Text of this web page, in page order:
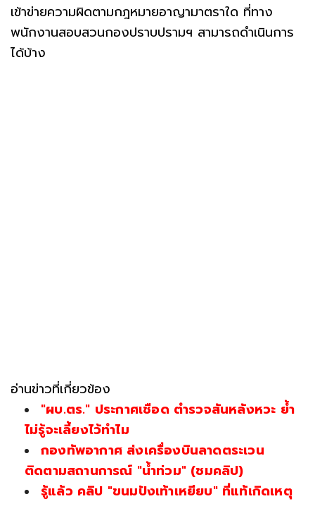
เข้าข่ายความผิดตามกฎหมายอาญามาตราใด ที่ทาง
พนักงานสอบสวนกองปราบปรามฯ สามารถดำเนินการ
ได้บ้าง
อ่านข่าวที่เกี่ยวข้อง
"ผบ.ตร." ประกาศเชือด ตำรวจสันหลังหวะ ย้ำ
ไม่รู้จะเลี้ยงไว้ทำไม
กองทัพอากาศ ส่งเครื่องบินลาดตระเวน
ติดตามสถานการณ์ "น้ำท่วม" (ชมคลิป)
รู้แล้ว คลิป "ขนมปังเท้าเหยียบ" ที่แท้เกิดเหตุ